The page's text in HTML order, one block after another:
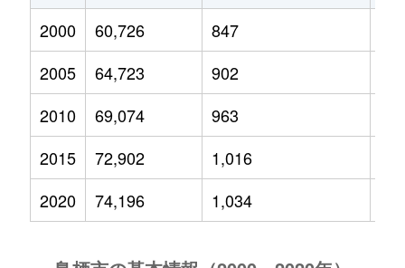
2000
60,726 847
2005
64,723 902
2010
69,074 963
2015
72,902 1,016
2020
74,196 1,034